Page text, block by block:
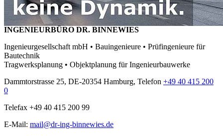
INGENIEURBÜRO DR. BINNEWIES
Ingenieurgesellschaft mbH • Bauingenieure • Prüfingenieure für
Bautechnik
Tragwerksplanung • Objektplanung für Ingenieurbauwerke
Dammtorstrasse 25, DE-20354 Hamburg, Telefon +49 40 415 200
0
Telefax +49 40 415 200 99
E-Mail: mail@dr-ing-binnewies.de